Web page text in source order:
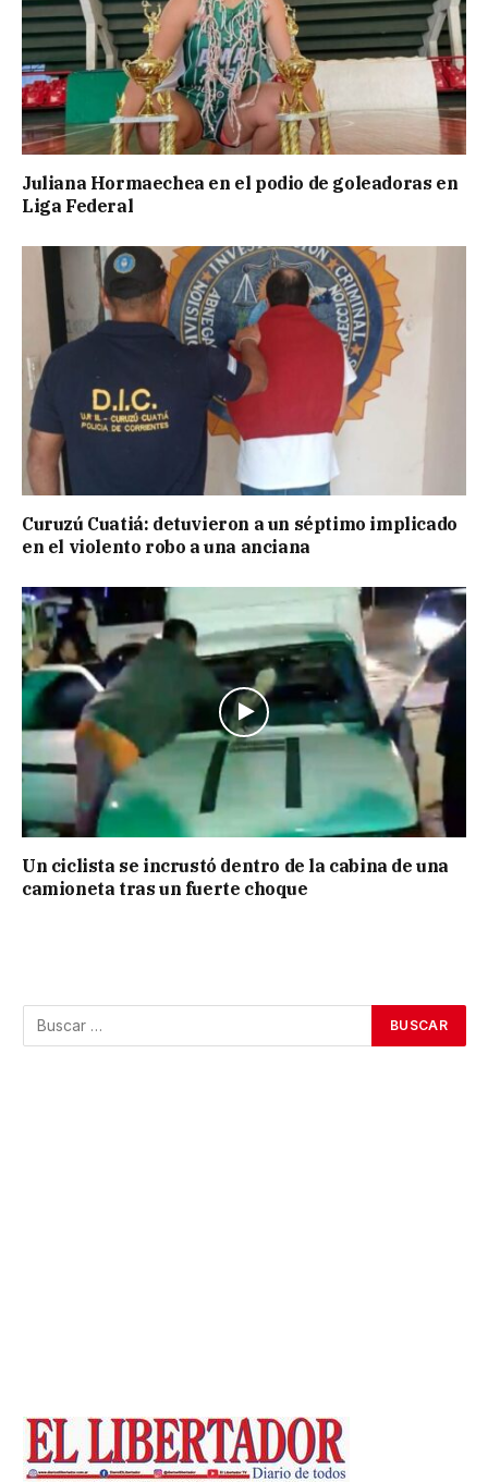
Juliana Hormaechea en el podio de goleadoras en
Liga Federal
Curuzú Cuatiá: detuvieron a un séptimo implicado
en el violento robo a una anciana
Un ciclista se incrustó dentro de la cabina de una
camioneta tras un fuerte choque